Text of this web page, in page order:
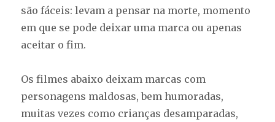
são fáceis: levam a pensar na morte, momento
em que se pode deixar uma marca ou apenas
aceitar o fim.
Os filmes abaixo deixam marcas com
personagens maldosas, bem humoradas,
muitas vezes como crianças desamparadas,